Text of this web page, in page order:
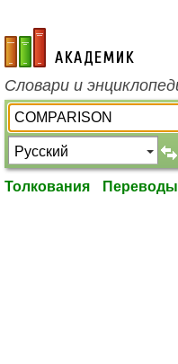
academic.ru
Словари и
Толкования Переводы